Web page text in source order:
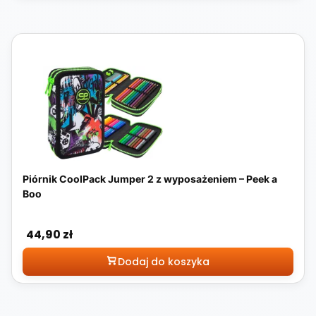
Piórnik CoolPack Jumper 2 z wyposażeniem – Peek a
Boo
Cena
44,90 zł
Dodaj do koszyka